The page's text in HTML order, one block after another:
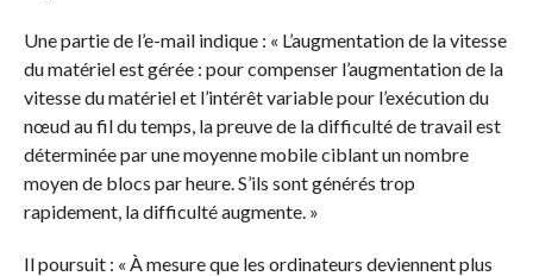
Une partie de l’e-mail indique : « L’augmentation de la vitesse
du matériel est gérée : pour compenser l’augmentation de la
vitesse du matériel et l’intérêt variable pour l’exécution du
nœud au fil du temps, la preuve de la difficulté de travail est
déterminée par une moyenne mobile ciblant un nombre
moyen de blocs par heure. S’ils sont générés trop
rapidement, la difficulté augmente. »
Il poursuit : « À mesure que les ordinateurs deviennent plus